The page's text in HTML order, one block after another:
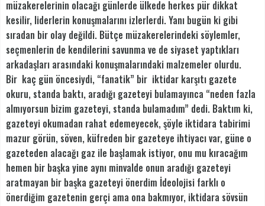
müzakerelerinin olacağı günlerde ülkede herkes pür dikkat
kesilir, liderlerin konuşmalarını izlerlerdi. Yanı bugün ki gibi
sıradan bir olay değildi. Bütçe müzakerelerindeki söylemler,
seçmenlerin de kendilerini savunma ve de siyaset yaptıkları
arkadaşları arasındaki konuşmalarındaki malzemeler olurdu.
Bir kaç gün öncesiydi, “fanatik” bir iktidar karşıtı gazete
okuru, standa baktı, aradığı gazeteyi bulamayınca “neden fazla
almıyorsun bizim gazeteyi, standa bulamadım” dedi. Baktım ki,
gazeteyi okumadan rahat edemeyecek, şöyle iktidara tabirimi
mazur görün, söven, küfreden bir gazeteye ihtiyacı var, güne o
gazeteden alacağı gaz ile başlamak istiyor, onu mu kıracağım
hemen bir başka yine aynı minvalde onun aradığı gazeteyi
aratmayan bir başka gazeteyi önerdim İdeolojisi farklı o
önerdiğim gazetenin gerçi ama ona bakmıyor, iktidara sövsün